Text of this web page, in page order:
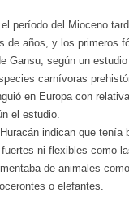
período del Mioceno
de años, y los primeros
Gansu, según un
carnívoras
en Europa con
el estudio.
indican que tenía
ni flexibles como
de animales
o elefantes.